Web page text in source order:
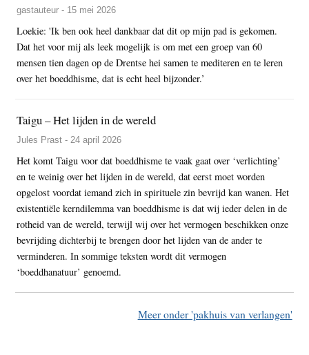
gastauteur - 15 mei 2026
Loekie: 'Ik ben ook heel dankbaar dat dit op mijn pad is gekomen.
Dat het voor mij als leek mogelijk is om met een groep van 60
mensen tien dagen op de Drentse hei samen te mediteren en te leren
over het boeddhisme, dat is echt heel bijzonder.’
Taigu – Het lijden in de wereld
Jules Prast - 24 april 2026
Het komt Taigu voor dat boeddhisme te vaak gaat over ‘verlichting’
en te weinig over het lijden in de wereld, dat eerst moet worden
opgelost voordat iemand zich in spirituele zin bevrijd kan wanen. Het
existentiële kerndilemma van boeddhisme is dat wij ieder delen in de
rotheid van de wereld, terwijl wij over het vermogen beschikken onze
bevrijding dichterbij te brengen door het lijden van de ander te
verminderen. In sommige teksten wordt dit vermogen
‘boeddhanatuur’ genoemd.
Meer onder 'pakhuis van verlangen'